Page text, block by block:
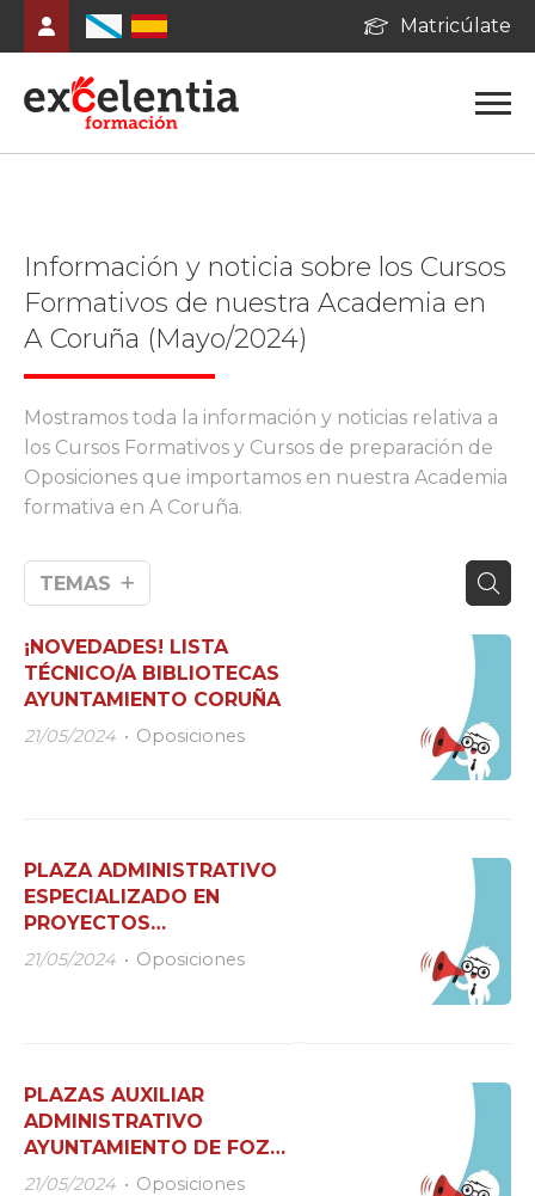
Matricúlate
Información y noticia sobre los Cursos
Formativos de nuestra Academia en
A Coruña (Mayo/2024)
Mostramos toda la información y noticias relativa a
los Cursos Formativos y Cursos de preparación de
Oposiciones que importamos en nuestra Academia
formativa en A Coruña.
TEMAS
¡NOVEDADES! LISTA
TÉCNICO/A BIBLIOTECAS
AYUNTAMIENTO CORUÑA
21/05/2024 Oposiciones
PLAZA ADMINISTRATIVO
ESPECIALIZADO EN
PROYECTOS
FINANCIADOS CON
FONDOS EUROPEOS Y
21/05/2024 Oposiciones
PLAZAS AUXILIAR
ADMINISTRATIVO
AYUNTAMIENTO DE FOZ
(LUGO)
21/05/2024 Oposiciones